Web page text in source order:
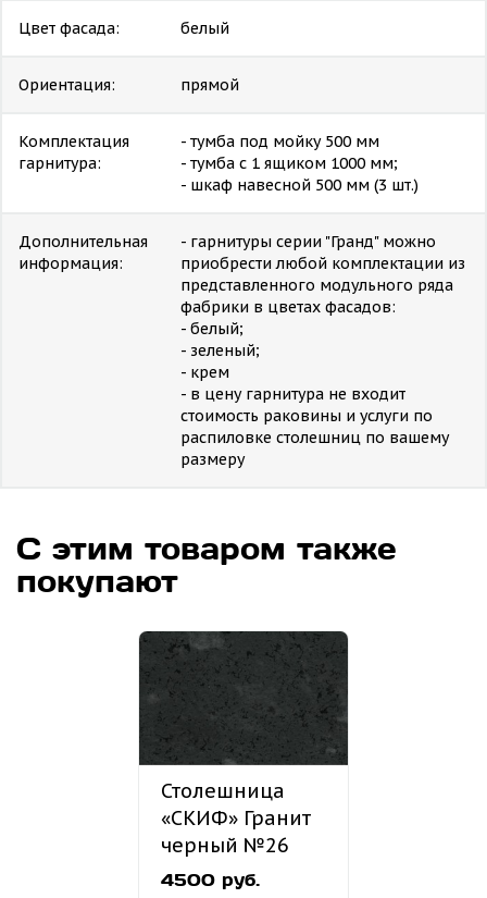
Цвет фасада: белый
Ориентация: прямой
Комплектация
гарнитура:
- тумба под мойку 500 мм
- тумба с 1 ящиком 1000 мм;
- шкаф навесной 500 мм (3 шт.)
Дополнительная
информация:
- гарнитуры серии "Гранд" можно
приобрести любой комплектации из
представленного модульного ряда
фабрики в цветах фасадов:
- белый;
- зеленый;
- крем
- в цену гарнитура не входит
стоимость раковины и услуги по
распиловке столешниц по вашему
размеру
С этим товаром также
покупают
Столешница
«СКИФ» Гранит
черный №26
4500 руб.